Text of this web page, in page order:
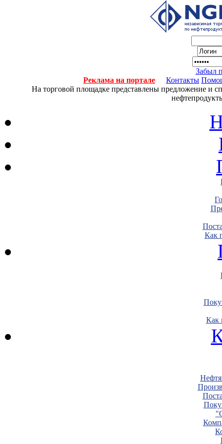
Забыл
Реклама на портале
Контакты
На торговой площадке представлены предложение и
Как
Как